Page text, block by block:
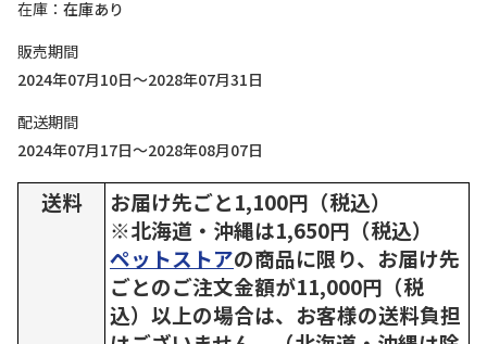
在庫
在庫あり
販売期間
2024年07月10日～2028年07月31日
配送期間
2024年07月17日～2028年08月07日
送料
お届け先ごと1,100円（税込）
※北海道・沖縄は1,650円（税込）
ペットストアの商品に限り、お届け先
ごとのご注文金額が11,000円（税
込）以上の場合は、お客様の送料負担